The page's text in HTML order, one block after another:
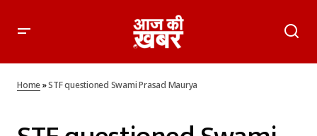
Home»STF questioned Swami Prasad Maurya